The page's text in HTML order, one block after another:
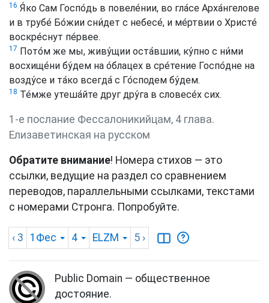
16 Я́ко Сам Госпо́дь в повеле́нии, во гла́се Арха́нгелове
и в трубе́ Бо́жии сни́дет с небесе́, и ме́ртвии о Христе́
воскре́снут пе́рвее.
17 Пото́м же мы, живу́щии оста́вшии, ку́пно с ни́ми
восхище́ни бу́дем на о́блацех в сре́тение Госпо́дне на
возду́се и та́ко всегда́ с Го́сподем бу́дем.
18 Те́мже утеша́йте друг дру́га в словесе́х сих.
1-е послание Фессалоникийцам, 4 глава.
Елизаветинская на русском
Обратите внимание! Номера стихов — это
ссылки, ведущие на раздел со сравнением
переводов, параллельными ссылками, текстами
с номерами Стронга. Попробуйте.
‹ 3 1Фес 4 ELZM 5 ›
Public Domain — общественное
достояние.